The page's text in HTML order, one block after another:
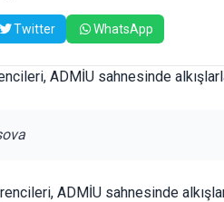
Twitter WhatsApp
ADMİU sahnesinde